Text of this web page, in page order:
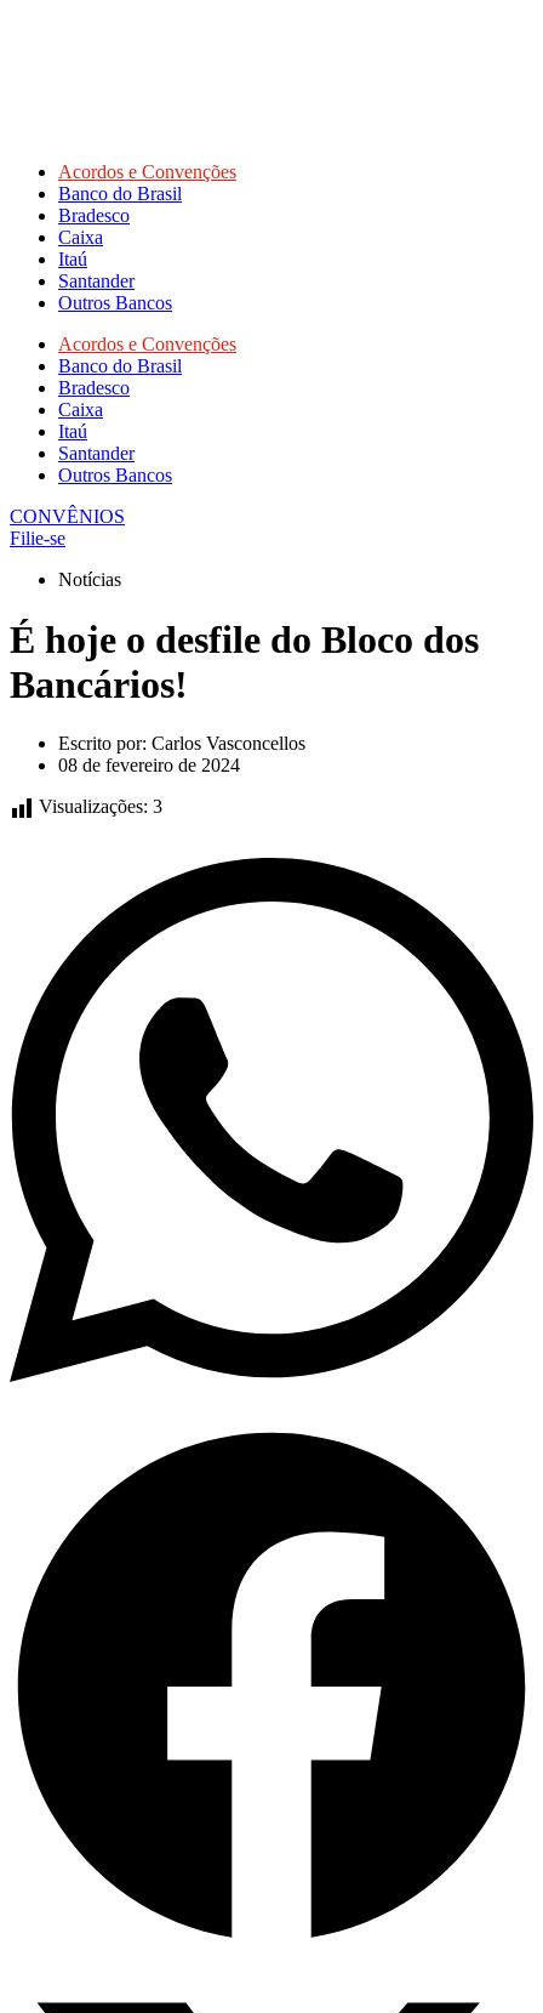
Acordos e Convenções
Banco do Brasil
Bradesco
Caixa
Itaú
Santander
Outros Bancos
Acordos e Convenções
Banco do Brasil
Bradesco
Caixa
Itaú
Santander
Outros Bancos
CONVÊNIOS
Filie-se
Notícias
É hoje o desfile do Bloco dos
Bancários!
Escrito por: Carlos Vasconcellos
08 de fevereiro de 2024
Visualizações: 3